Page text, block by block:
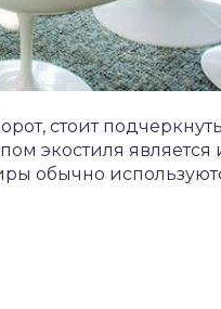
стоит
экостиля является
обычно